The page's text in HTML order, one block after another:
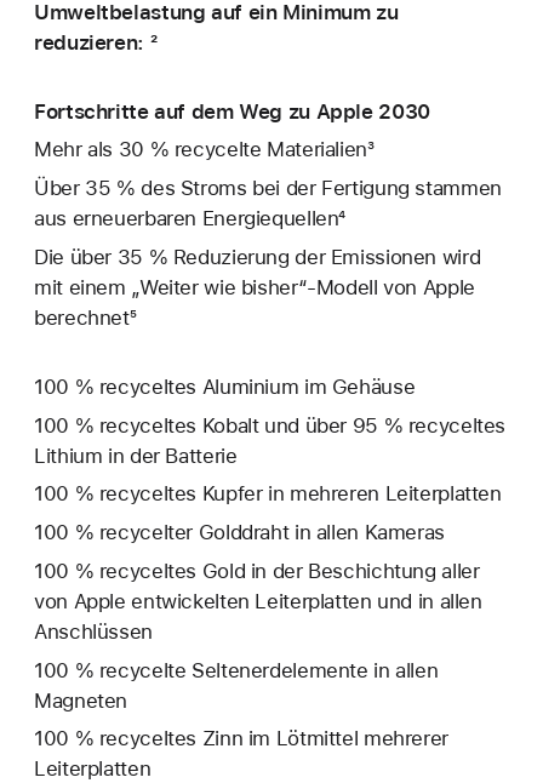
Umweltbelastung auf ein Minimum zu
reduzieren: ²
Fortschritte auf dem Weg zu Apple 2030
Mehr als 30 % recycelte Materialien³
Über 35 % des Stroms bei der Fertigung stammen
aus erneuerbaren Energiequellen⁴
Die über 35 % Reduzierung der Emissionen wird
mit einem „Weiter wie bisher“-Modell von Apple
berechnet⁵
100 % recyceltes Aluminium im Gehäuse
100 % recyceltes Kobalt und über 95 % recyceltes
Lithium in der Batterie
100 % recyceltes Kupfer in mehreren Leiterplatten
100 % recycelter Golddraht in allen Kameras
100 % recyceltes Gold in der Beschichtung aller
von Apple entwickelten Leiterplatten und in allen
Anschlüssen
100 % recycelte Seltenerd­elemente in allen
Magneten
100 % recyceltes Zinn im Lötmittel mehrerer
Leiterplatten